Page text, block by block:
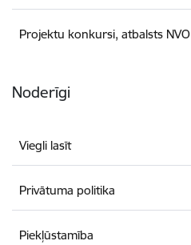
Projektu konkursi, atbalsts NVO
Noderīgi
Viegli lasīt
Privātuma politika
Piekļūstamība